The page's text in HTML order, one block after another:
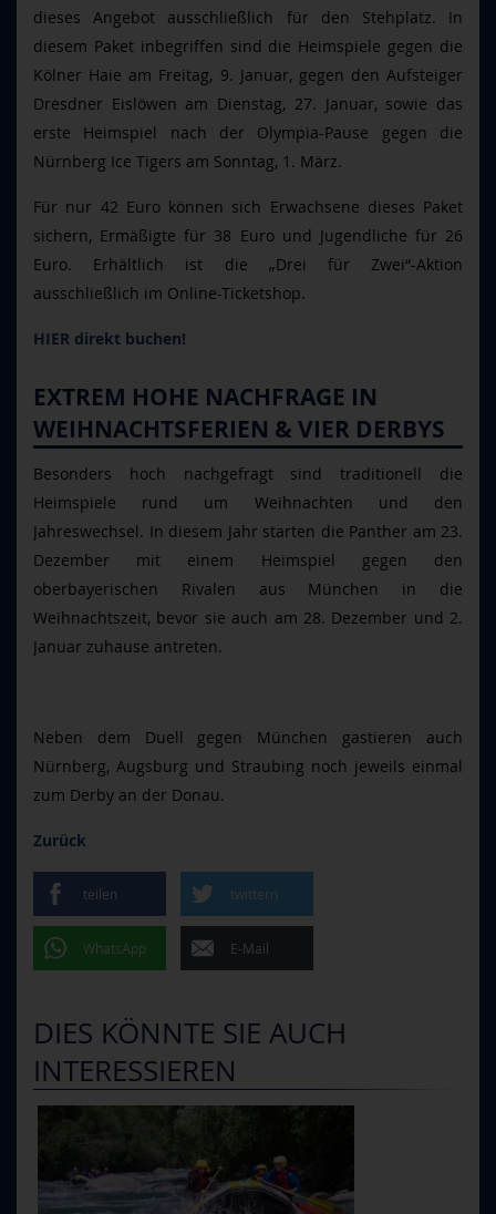
dieses Angebot ausschließlich für den Stehplatz. In
diesem Paket inbegriffen sind die Heimspiele gegen die
Kölner Haie am Freitag, 9. Januar, gegen den Aufsteiger
Dresdner Eislöwen am Dienstag, 27. Januar, sowie das
erste Heimspiel nach der Olympia-Pause gegen die
Nürnberg Ice Tigers am Sonntag, 1. März.
Für nur 42 Euro können sich Erwachsene dieses Paket
sichern, Ermäßigte für 38 Euro und Jugendliche für 26
Euro. Erhältlich ist die „Drei für Zwei“-Aktion
ausschließlich im Online-Ticketshop.
HIER direkt buchen!
EXTREM HOHE NACHFRAGE IN
WEIHNACHTSFERIEN & VIER DERBYS
Besonders hoch nachgefragt sind traditionell die
Heimspiele rund um Weihnachten und den
Jahreswechsel. In diesem Jahr starten die Panther am 23.
Dezember mit einem Heimspiel gegen den
oberbayerischen Rivalen aus München in die
Weihnachtszeit, bevor sie auch am 28. Dezember und 2.
Januar zuhause antreten.
Neben dem Duell gegen München gastieren auch
Nürnberg, Augsburg und Straubing noch jeweils einmal
zum Derby an der Donau.
Zurück
teilen twittern
WhatsApp E-Mail
DIES KÖNNTE SIE AUCH
INTERESSIEREN